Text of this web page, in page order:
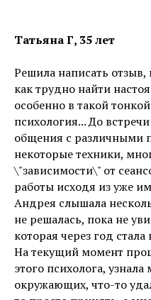
Татьяна Г, 35 лет
Решила написать отзыв,
как трудно найти
особенно в такой
психология... До
общения с различными
некоторые техники,
\"зависимости\" от
работы исходя из уже
Андрея слышала
не решалась, пока не
которая через год
На текущий момент
этого психолога,
окружающих, что-то